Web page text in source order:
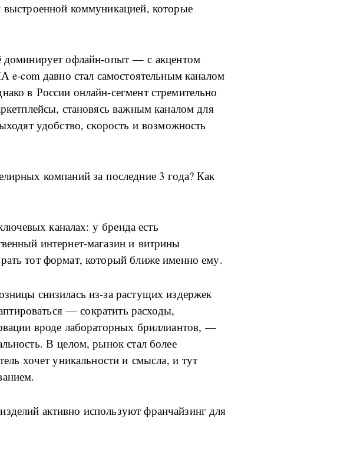
коммуникацией, которые
доминирует офлайн-опыт — с акцентом
com давно стал самостоятельным каналом
в России онлайн-сегмент стремительно
становясь важным каналом для
удобство, скорость и возможность
компаний за последние 3 года? Как
каналах: у бренда есть
интернет-магазин и витрины
тот формат, который ближе именно ему.
снизилась из-за растущих издержек
— сократить расходы,
вроде лабораторных бриллиантов, —
В целом, рынок стал более
хочет уникальности и смысла, и тут
активно используют франчайзинг для